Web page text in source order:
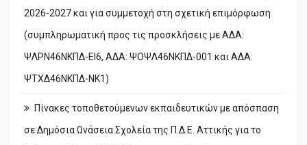
2026-2027 και για συμμετοχή στη σχετική επιμόρφωση
(συμπληρωματική προς τις προσκλήσεις με ΑΔΑ:
ΨΛΡΝ46ΝΚΠΔ-ΕΙ6, ΑΔΑ: ΨΟΨΛ46ΝΚΠΔ-001 και ΑΔΑ:
ΨΤΧΔ46ΝΚΠΔ-ΝΚ1)
Πίνακες τοποθετούμενων εκπαιδευτικών με απόσπαση
σε Δημόσια Ωνάσεια Σχολεία της Π.Δ.Ε. Αττικής για το